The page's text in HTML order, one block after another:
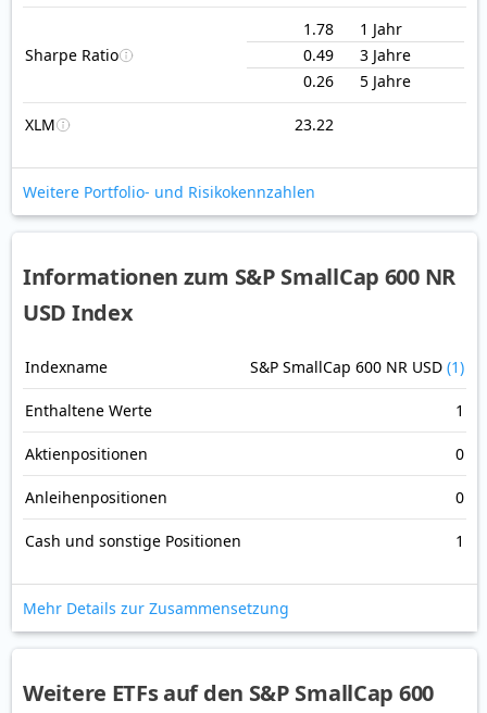
Sharpe Ratio
1.78
1 Jahr
0.49
3 Jahre
0.26
5 Jahre
XLM 23.22
Weitere Portfolio- und Risikokennzahlen
Informationen zum S&P SmallCap 600 NR
USD Index
Indexname S&P SmallCap 600 NR USD (1)
Enthaltene Werte 1
Aktienpositionen 0
Anleihenpositionen 0
Cash und sonstige Positionen 1
Mehr Details zur Zusammensetzung
Weitere ETFs auf den S&P SmallCap 600